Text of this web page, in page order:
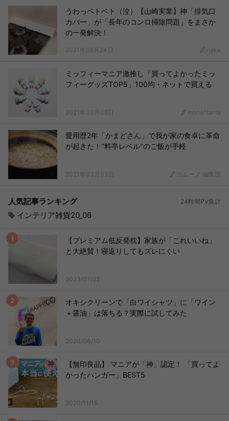
うわっベトベト（泣）【山崎実業】神「排気口
カバー」が「長年のコンロ掃除問題」をまさか
の一発解決！
2021年08月24日 naka
ミッフィーマニア激推し「買ってよかったミッ
フィーグッズTOP5」100均・ネットで買える
2021年03月08日 mono*tama
愛用歴2年「かまどさん」で我が家の食卓に革命
が起きた！"料亭レベル"のご飯が手軽
2021年03月03日 ヨムーノ 編集部
人気記事ランキング 24時間PV集計
インテリア雑貨20_06
【プレミアム低反発枕】家族が「これいいね」
と大絶賛！寝返りしてもズレにくい
2023/07/22
オキシクリーンで「白ワイシャツ」に「ワイン
＋醤油」は落ちる？実際に試してみた
2020/06/10
【無印良品】 マニアが「神」認定！ 「買ってよ
かったハンガー」BEST5
2020/11/15